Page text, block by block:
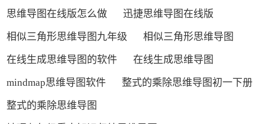
思维导图在线版怎么做 迅捷思维导图在线版
相似三角形思维导图九年级 相似三角形思维导图
在线生成思维导图的软件 在线生成思维导图
mindmap思维导图软件 整式的乘除思维导图初一下册
整式的乘除思维导图